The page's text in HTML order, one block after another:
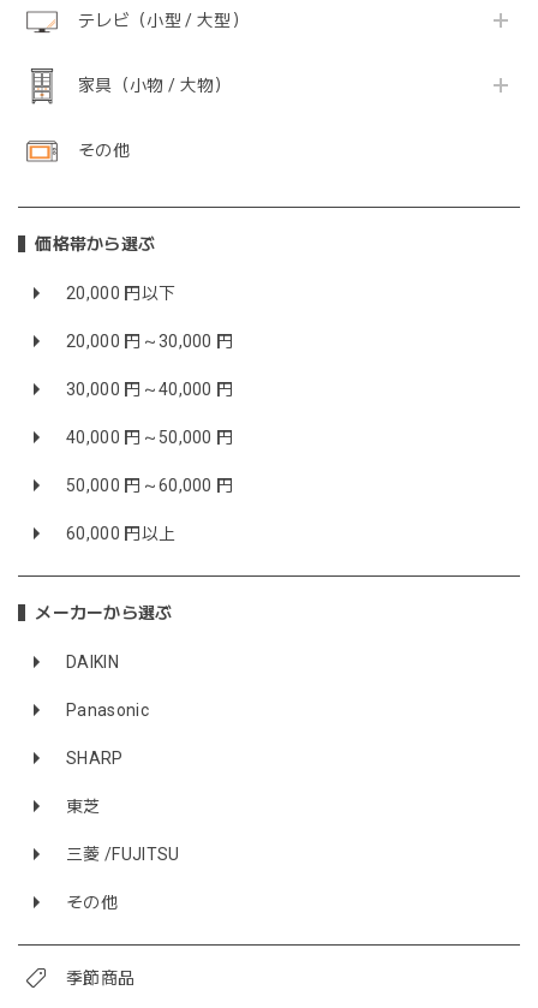
テレビ（小型 / 大型）
家具（小物 / 大物）
その他
価格帯から選ぶ
20,000 円以下
20,000 円～30,000 円
30,000 円～40,000 円
40,000 円～50,000 円
50,000 円～60,000 円
60,000 円以上
メーカーから選ぶ
DAIKIN
Panasonic
SHARP
東芝
三菱 /FUJITSU
その他
季節商品